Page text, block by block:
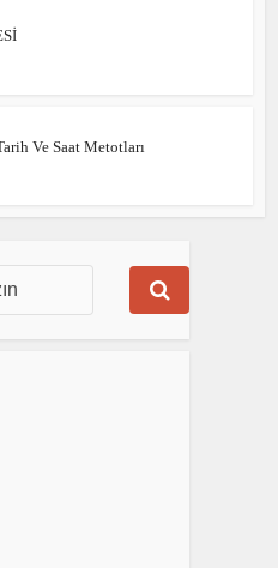
Ve Saat Metotları